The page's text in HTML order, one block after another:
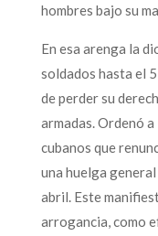
hombres bajo su
En esa arenga la
soldados hasta el
de perder su
armadas. Ordenó
cubanos que
una huelga
abril. Este
arrogancia, como